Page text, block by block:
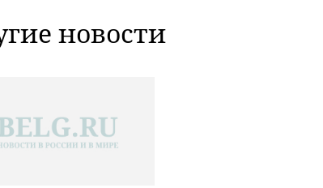
новости